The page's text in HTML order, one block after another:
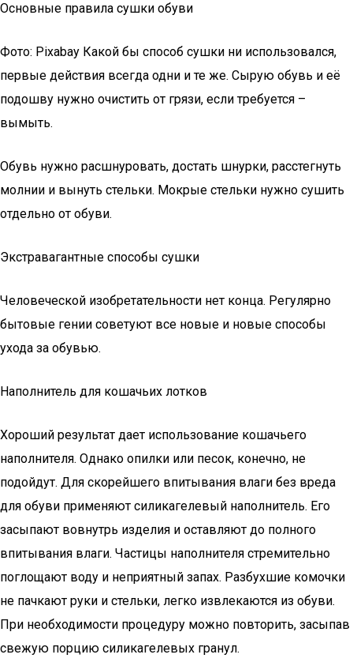
Основные правила сушки обуви
Фото: Pixabay Какой бы способ сушки ни использовался,
первые действия всегда одни и те же. Сырую обувь и её
подошву нужно очистить от грязи, если требуется –
вымыть.
Обувь нужно расшнуровать, достать шнурки, расстегнуть
молнии и вынуть стельки. Мокрые стельки нужно сушить
отдельно от обуви.
Экстравагантные способы сушки
Человеческой изобретательности нет конца. Регулярно
бытовые гении советуют все новые и новые способы
ухода за обувью.
Наполнитель для кошачьих лотков
Хороший результат дает использование кошачьего
наполнителя. Однако опилки или песок, конечно, не
подойдут. Для скорейшего впитывания влаги без вреда
для обуви применяют силикагелевый наполнитель. Его
засыпают вовнутрь изделия и оставляют до полного
впитывания влаги. Частицы наполнителя стремительно
поглощают воду и неприятный запах. Разбухшие комочки
не пачкают руки и стельки, легко извлекаются из обуви.
При необходимости процедуру можно повторить, засыпав
свежую порцию силикагелевых гранул.